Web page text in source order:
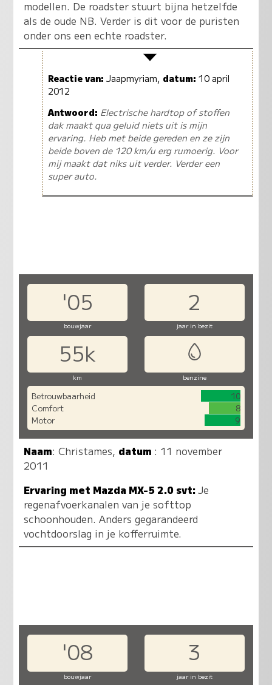
modellen. De roadster stuurt bijna hetzelfde
als de oude NB. Verder is dit voor de puristen
onder ons een echte roadster.
Reactie van: Jaapmyriam, datum: 10 april
2012
Antwoord: Electrische hardtop of stoffen
dak maakt qua geluid niets uit is mijn
ervaring. Heb met beide gereden en ze zijn
beide boven de 120 km/u erg rumoerig. Voor
mij maakt dat niks uit verder. Verder een
super auto.
'05 2
bouwjaar jaar in bezit
55k
km benzine
Betrouwbaarheid
10
Comfort
8
Motor
9
Naam:Christames, datum : 11 november
2011
Ervaring met Mazda MX-5 2.0 svt:Je
regenafvoerkanalen van je softtop
schoonhouden. Anders gegarandeerd
vochtdoorslag in je kofferruimte.
'08 3
bouwjaar jaar in bezit